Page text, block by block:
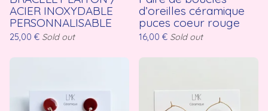
ACIER INOXYDABLE
PERSONNALISABLE
25,00 € Sold out
d’oreilles céramique
puces coeur rouge
16,00 € Sold out